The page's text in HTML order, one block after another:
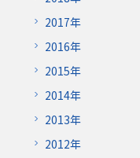
2017年
2016年
2015年
2014年
2013年
2012年